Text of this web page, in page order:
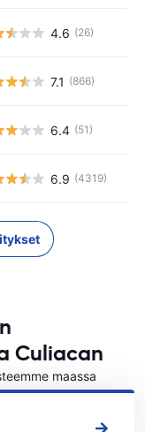
4.6 (26)
7.1 (866)
6.4 (51)
6.9 (4319)
Culiacan
maassa